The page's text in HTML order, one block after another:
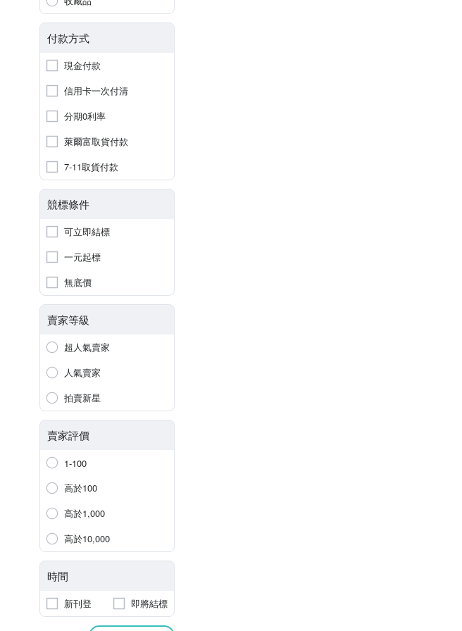
付款方式
現金付款
信用卡一次付清
分期0利率
萊爾富取貨付款
7-11取貨付款
競標條件
可立即結標
一元起標
無底價
賣家等級
超人氣賣家
人氣賣家
拍賣新星
賣家評價
1-100
高於100
高於1,000
高於10,000
時間
新刊登 即將結標